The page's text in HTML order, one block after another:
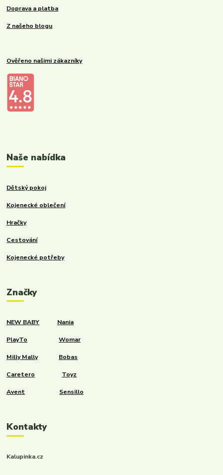
Doprava a platba
Z našeho blogu
Ověřeno našimi zákazníky
Naše nabídka
Dětský pokoj
Kojenecké oblečení
Hračky
Cestování
Kojenecké potřeby
Značky
NEW BABY Nania
PlayTo Womar
Milly Mally Bobas
Caretero Toyz
Avent Sensillo
Kontakty
Kalupinka.cz